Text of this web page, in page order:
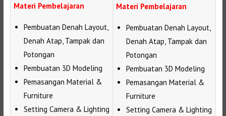
Materi Pembelajaran
Pembuatan Denah Layout,
Denah Atap, Tampak dan
Potongan
Pembuatan 3D Modeling
Pemasangan Material &
Furniture
Setting Camera & Lighting
Materi Pembelajaran
Pembuatan Denah Layout,
Denah Atap, Tampak dan
Potongan
Pembuatan 3D Modeling
Pemasangan Material &
Furniture
Setting Camera & Lighting